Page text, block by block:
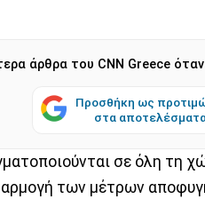
άρθρα του CNN Greece
Προσθήκη ως
στα
σε όλη τη
των μέτρων